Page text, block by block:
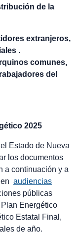
de la
extranjeros,
.
comunes,
del
2025
Estado de Nueva
los documentos
a continuación y a
audiencias
públicas
Energético
Estatal Final,
de año.